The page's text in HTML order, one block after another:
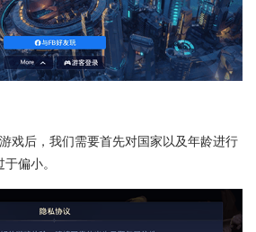
戏后，我们需要首先对国家以及年龄进行
偏小。